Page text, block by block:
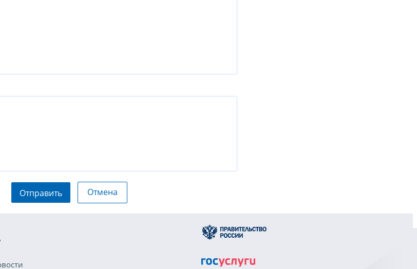
Отправить Отмена